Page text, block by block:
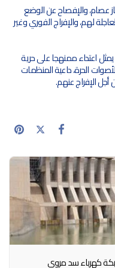
وطالبت النقابة بالكشف الفوري عن مكان احتجاز عصام، والإفصاح عن الوضع
واعتبرت أن ما يتعرض له الصحفيون المعتقلون يمثل اعتداء ممنهجا على حرية
الصحافة ومحاولة لترهيب الصحفيين وإسكات الأصوات الحرة، داعية المنظمات
أجل الإفراج عنهم.
كهرباء سد مروي